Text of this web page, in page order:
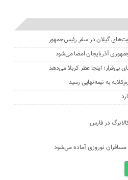
گیلان در سفر رئیس‌جمهور
آذربایجان امضا می‌شود
اینجا عطر کربلا می‌دهد
به نیمه‌نهایی رسید
در فارس
مسافران نوروزی آماده می‌شود